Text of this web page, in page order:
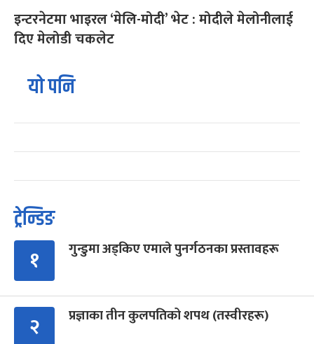
इन्टरनेटमा भाइरल ‘मेलि-मोदी’ भेट : मोदीले मेलोनीलाई
दिए मेलोडी चकलेट
यो पनि
ट्रेन्डिङ
१ गुन्डुमा अड्किए एमाले पुनर्गठनका प्रस्तावहरू
२ प्रज्ञाका तीन कुलपतिको शपथ (तस्वीरहरू)